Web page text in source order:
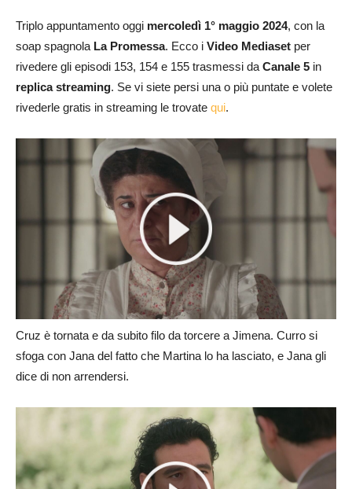
Triplo appuntamento oggi mercoledì 1° maggio 2024, con la
soap spagnola La Promessa. Ecco i Video Mediaset per
rivedere gli episodi 153, 154 e 155 trasmessi da Canale 5 in
replica streaming. Se vi siete persi una o più puntate e volete
rivederle gratis in streaming le trovate qui.
Cruz è tornata e da subito filo da torcere a Jimena. Curro si
sfoga con Jana del fatto che Martina lo ha lasciato, e Jana gli
dice di non arrendersi.